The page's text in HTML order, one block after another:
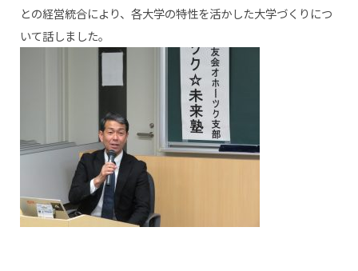
との経営統合により、各大学の特性を活かした大学づくりにつ
いて話しました。